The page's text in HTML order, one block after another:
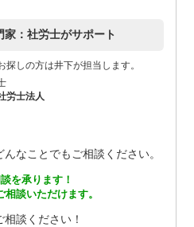
：社労士がサポート
探しの方は井下が担当します。
労士法人
なことでもご相談ください。
を承ります！
談いただけます。
相談ください！